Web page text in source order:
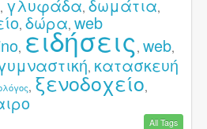
, γλυφάδα, δωμάτια,
, δώρα, web
, ειδήσεις , web,
, κατασκευή
, ξενοδοχείο,
All Tags